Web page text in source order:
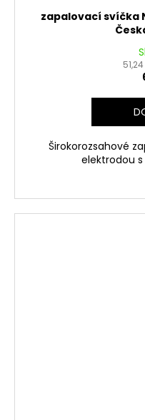
zapalovací svíčka
Širokorozsahové
elektrodou